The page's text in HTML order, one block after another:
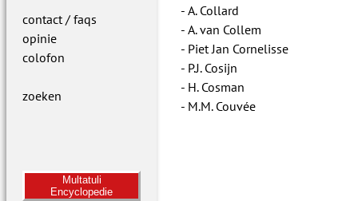
contact / faqs
opinie
colofon
zoeken
Multatuli
Encyclopedie
A. Collard
A. van Collem
Piet Jan Cornelisse
P.J. Cosijn
H. Cosman
M.M. Couvée